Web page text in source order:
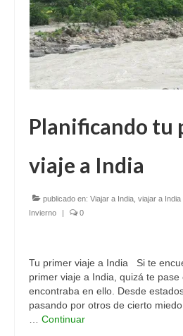
Planificando tu
viaje a India
publicado en: Viajar a India viajar a India
Invierno
| 0
Tu primer viaje a India Si te
primer viaje a India, quizá te
encontraba en ello. Desde
pasando por otros de cierto
Continuar